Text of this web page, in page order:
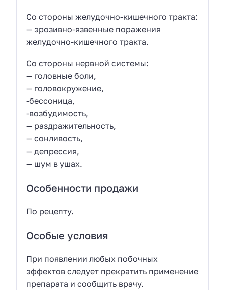
Со стороны желудочно-кишечного тракта:
— эрозивно-язвенные поражения
желудочно-кишечного тракта.
Со стороны нервной системы:
— головные боли,
— головокружение,
-бессоница,
-возбудимость,
— раздражительность,
— сонливость,
— депрессия,
— шум в ушах.
Особенности продажи
По рецепту.
Особые условия
При появлении любых побочных
эффектов следует прекратить применение
препарата и сообщить врачу.